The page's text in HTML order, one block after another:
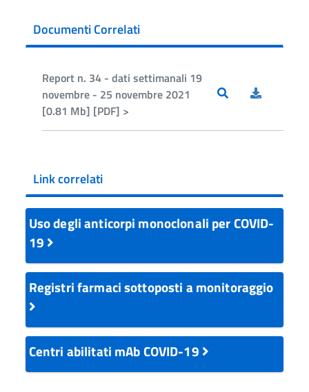
Documenti Correlati
Report n. 34 - dati settimanali 19
novembre - 25 novembre 2021
[0.81 Mb] [PDF] >
Link correlati
Uso degli anticorpi monoclonali per COVID-
19
Registri farmaci sottoposti a monitoraggio
Centri abilitati mAb COVID-19